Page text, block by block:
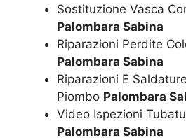
Sostituzione Vasca
Palombara Sabina
Riparazioni Perdite
Palombara Sabina
Riparazioni E
Piombo Palombara
Video Ispezioni
Palombara Sabina